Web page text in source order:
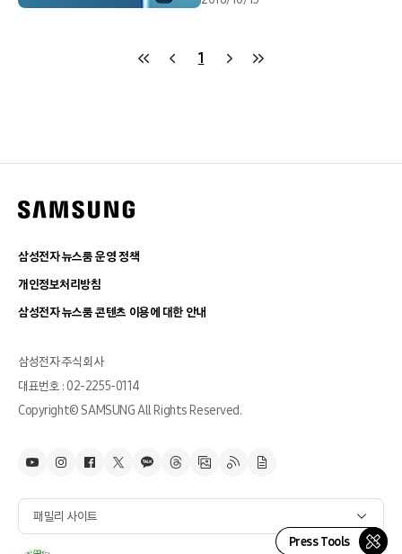
1
Press Tools
삼성전자 뉴스룸 운영 정책
개인정보처리방침
삼성전자 뉴스룸 콘텐츠 이용에 대한 안내
삼성전자 주식회사
대표번호 : 02-2255-0114
Copyright© SAMSUNG All Rights Reserved.
패밀리 사이트